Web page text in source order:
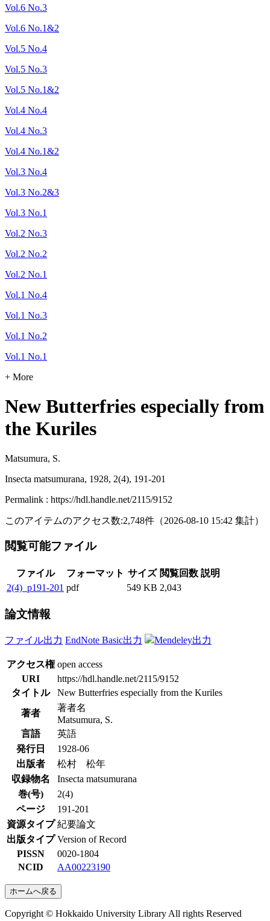
Vol.6 No.3
Vol.6 No.1&2
Vol.5 No.4
Vol.5 No.3
Vol.5 No.1&2
Vol.4 No.4
Vol.4 No.3
Vol.4 No.1&2
Vol.3 No.4
Vol.3 No.2&3
Vol.3 No.1
Vol.2 No.3
Vol.2 No.2
Vol.2 No.1
Vol.1 No.4
Vol.1 No.3
Vol.1 No.2
Vol.1 No.1
+ More
New Butterfries especially from
the Kuriles
Matsumura, S.
Insecta matsumurana, 1928, 2(4), 191-201
Permalink : https://hdl.handle.net/2115/9152
このアイテムのアクセス数:2,748件 （2026-08-10 15:42 集計）
閲覧可能ファイル
ファイル フォーマット サイズ 閲覧回数 説明
2(4)_p191-201 pdf 549 KB 2,043
論文情報
ファイル出力 EndNote Basic出力 Mendeley出力
アクセス権 open access
URI
https://hdl.handle.net/2115/9152
タイトル
New Butterfries especially from the Kuriles
著者
著者名
Matsumura, S.
言語
英語
発行日
1928-06
出版者
松村 松年
収録物名
Insecta matsumurana
巻(号)
2(4)
ページ
191-201
資源タイプ 紀要論文
出版タイプ Version of Record
PISSN
0020-1804
NCID
AA00223190
ホームへ戻る
Copyright © Hokkaido University Library All rights Reserved